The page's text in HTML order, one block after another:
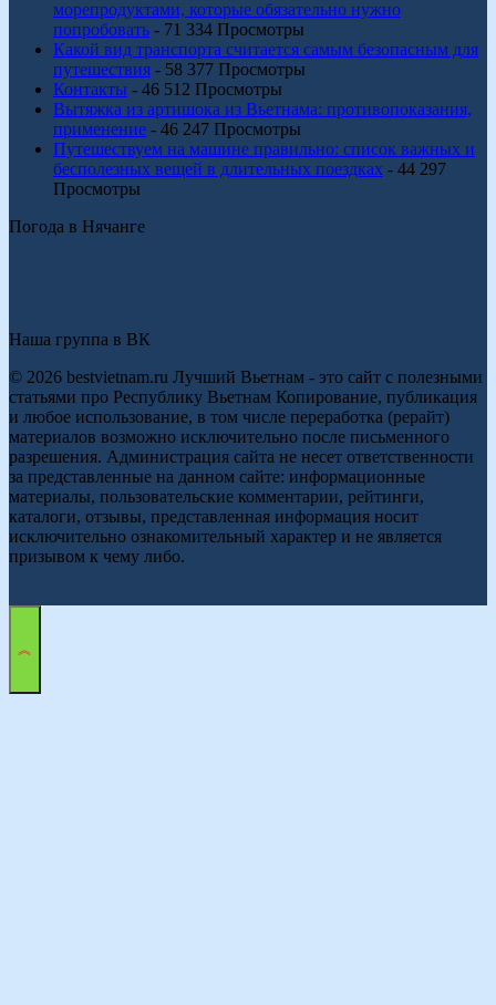
морепродуктами, которые обязательно нужно
попробовать - 71 334 Просмотры
Какой вид транспорта считается самым безопасным для
путешествия - 58 377 Просмотры
Контакты - 46 512 Просмотры
Вытяжка из артишока из Вьетнама: противопоказания,
применение - 46 247 Просмотры
Путешествуем на машине правильно: список важных и
бесполезных вещей в длительных поездках - 44 297
Просмотры
Погода в Нячанге
Наша группа в ВК
© 2026 bestvietnam.ru Лучший Вьетнам - это сайт с полезными
статьями про Республику Вьетнам Копирование, публикация
и любое использование, в том числе переработка (рерайт)
материалов возможно исключительно после письменного
разрешения. Администрация сайта не несет ответственности
за представленные на данном сайте: информационные
материалы, пользовательские комментарии, рейтинги,
каталоги, отзывы, представленная информация носит
исключительно ознакомительный характер и не является
призывом к чему либо.